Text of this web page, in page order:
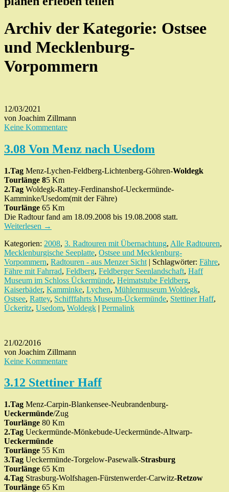
Archiv der Kategorie: Ostsee
und Mecklenburg-
Vorpommern
12/03/2021
von Joachim Zillmann
Keine Kommentare
3.08 Von Menz nach Usedom
1.Tag Menz-Lychen-Feldberg-Lichtenberg-Göhren-Woldegk
Tourlänge 85 Km
2.Tag Woldegk-Rattey-Ferdinanshof-Ueckermünde-
Kamminke/Usedom(mit der Fähre)
Tourlänge 65 Km
Die Radtour fand am 18.09.2008 bis 19.08.2008 statt.
Weiterlesen →
Kategorien: 2008, 3. Radtouren mit Übernachtung, Alle Radtouren,
Mecklenburgische Seeplatte, Ostsee und Mecklenburg-
Vorpommern, Radtouren - aus Menzer Sicht | Schlagwörter: Fähre,
Fähre mit Fahrrad, Feldberg, Feldberger Seenlandschaft, Haff
Museum im Schloss Ückermünde, Heimatstube Feldberg,
Kaiserbäder, Kamminke, Lychen, Mühlenmuseum Woldegk,
Ostsee, Rattey, Schifffahrts Museum-Ückermünde, Stettiner Haff,
Ückeritz, Usedom, Woldegk | Permalink
21/02/2016
von Joachim Zillmann
Keine Kommentare
3.12 Stettiner Haff
1.Tag Menz-Carpin-Blankensee-Neubrandenburg-
Ueckermünde/Zug
Tourlänge 80 Km
2.Tag Ueckermünde-Mönkebude-Ueckermünde-Altwarp-
Ueckermünde
Tourlänge 55 Km
3.Tag Ueckermünde-Torgelow-Pasewalk-Strasburg
Tourlänge 65 Km
4.Tag Strasburg-Wolfshagen-Fürstenwerder-Carwitz-Retzow
Tourlänge 65 Km